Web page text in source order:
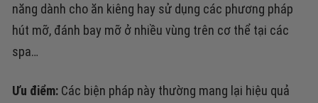
năng dành cho ăn kiêng hay sử dụng các phương pháp
hút mỡ, đánh bay mỡ ở nhiều vùng trên cơ thể tại các
spa…
Ưu điểm: Các biện pháp này thường mang lại hiệu quả